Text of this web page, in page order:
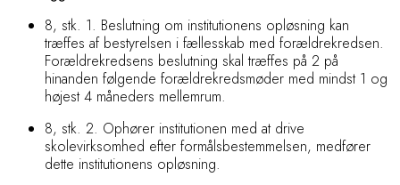
8, stk. 1. Beslutning om institutionens opløsning kan
træffes af bestyrelsen i fællesskab med forældrekredsen.
Forældrekredsens beslutning skal træffes på 2 på
hinanden følgende forældrekredsmøder med mindst 1 og
højest 4 måneders mellemrum.
8, stk. 2. Ophører institutionen med at drive
skolevirksomhed efter formålsbestemmelsen, medfører
dette institutionens opløsning.